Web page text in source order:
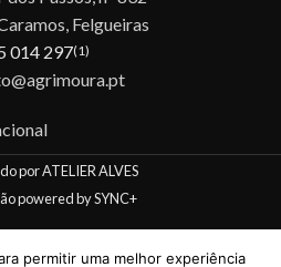
Felgueiras
014 297(1)
por ATELIER ALVES
powered by SYNC+
permitir uma melhor experiência